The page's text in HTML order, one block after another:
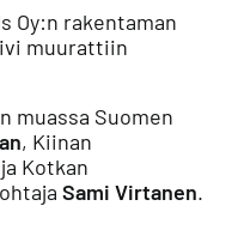
Oy:n rakentaman
muurattiin
muassa Suomen
, Kiinan
ja Kotkan
Sami Virtanen.